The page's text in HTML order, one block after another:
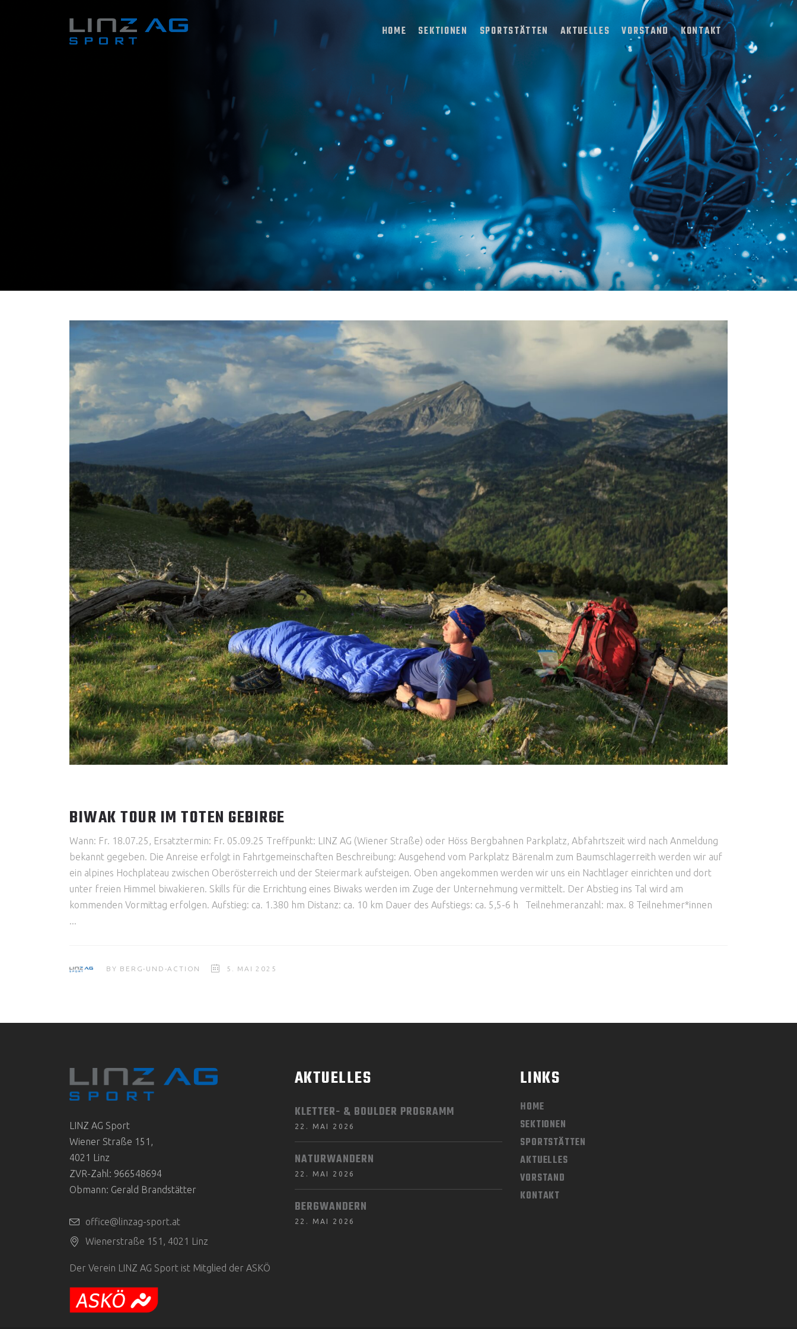
HOME SEKTIONEN SPORTSTÄTTEN AKTUELLES VORSTAND KONTAKT
BIWAK TOUR IM TOTEN GEBIRGE
Wann: Fr. 18.07.25, Ersatztermin: Fr. 05.09.25 Treffpunkt: LINZ AG (Wiener Straße) oder Höss Bergbahnen Parkplatz, Abfahrtszeit wird nach Anmeldung
bekannt gegeben. Die Anreise erfolgt in Fahrtgemeinschaften Beschreibung: Ausgehend vom Parkplatz Bärenalm zum Baumschlagerreith werden wir auf
ein alpines Hochplateau zwischen Oberösterreich und der Steiermark aufsteigen. Oben angekommen werden wir uns ein Nachtlager einrichten und dort
unter freien Himmel biwakieren. Skills für die Errichtung eines Biwaks werden im Zuge der Unternehmung vermittelt. Der Abstieg ins Tal wird am
kommenden Vormittag erfolgen. Aufstieg: ca. 1.380 hm Distanz: ca. 10 km Dauer des Aufstiegs: ca. 5,5-6 h Teilnehmeranzahl: max. 8 Teilnehmer*innen
BY BERG-UND-ACTION 5. MAI 2025
LINZ AG Sport
Wiener Straße 151,
4021 Linz
ZVR-Zahl: 966548694
Obmann: Gerald Brandstätter
office@linzag-sport.at
Wienerstraße 151, 4021 Linz
AKTUELLES
KLETTER- & BOULDER PROGRAMM
22. MAI 2026
NATURWANDERN
22. MAI 2026
BERGWANDERN
22. MAI 2026
LINKS
HOME
SEKTIONEN
SPORTSTÄTTEN
AKTUELLES
VORSTAND
KONTAKT
Der Verein LINZ AG Sport ist Mitglied der ASKÖ